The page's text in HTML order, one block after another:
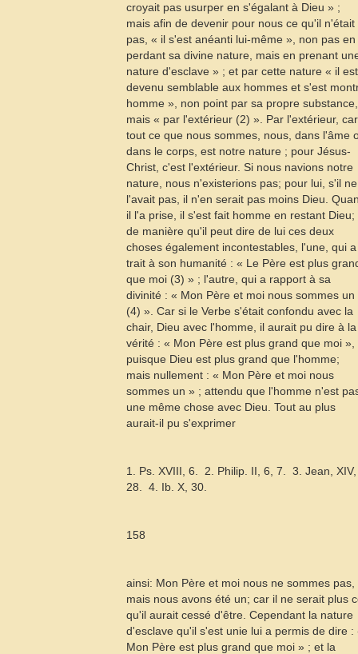
croyait pas usurper en s'égalant à Dieu » ;
mais afin de devenir pour nous ce qu'il n'était
pas, « il s'est anéanti lui-même », non pas en
perdant sa divine nature, mais en prenant
nature d'esclave » ; et par cette nature « il est
devenu semblable aux hommes et s'est
homme », non point par sa propre substance,
mais « par l'extérieur (2) ». Par l'extérieur, car
tout ce que nous sommes, nous, dans l'âme
dans le corps, est notre nature ; pour Jésus-
Christ, c'est l'extérieur. Si nous navions notre
nature, nous n'existerions pas; pour lui, s'il ne
l'avait pas, il n'en serait pas moins Dieu.
il l'a prise, il s'est fait homme en restant Dieu;
de manière qu'il peut dire de lui ces deux
choses également incontestables, l'une, qui a
trait à son humanité : « Le Père est plus
que moi (3) » ; l'autre, qui a rapport à sa
divinité : « Mon Père et moi nous sommes un
(4) ». Car si le Verbe s'était confondu avec la
chair, Dieu avec l'homme, il aurait pu dire à la
vérité : « Mon Père est plus grand que moi »,
puisque Dieu est plus grand que l'homme;
mais nullement : « Mon Père et moi nous
sommes un » ; attendu que l'homme n'est
une même chose avec Dieu. Tout au plus
aurait-il pu s'exprimer
1. Ps. XVIII, 6.  2. Philip. II, 6, 7.  3. Jean, XIV,
28.  4. Ib . X, 30.
158
ainsi: Mon Père et moi nous ne sommes pas,
mais nous avons été un; car il ne serait plus
qu'il aurait cessé d'être. Cependant la nature
d'esclave qu'il s'est unie lui a permis de dire :
Mon Père est plus grand que moi » ; et la